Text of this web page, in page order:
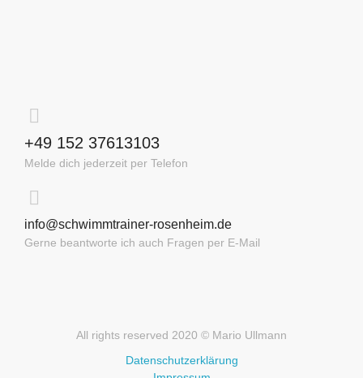
+49 152 37613103
Melde dich jederzeit per Telefon
info@schwimmtrainer-rosenheim.de
Gerne beantworte ich auch Fragen per E-Mail
All rights reserved 2020 © Mario Ullmann
Datenschutzerklärung